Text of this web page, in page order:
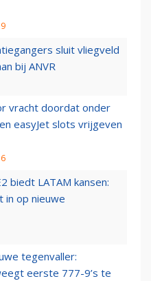
sluit vliegveld
bij ANVR
vracht doordat onder
easyJet slots vrijgeven
biedt LATAM kansen:
in op nieuwe
tegenvaller:
eerste 777-9’s te